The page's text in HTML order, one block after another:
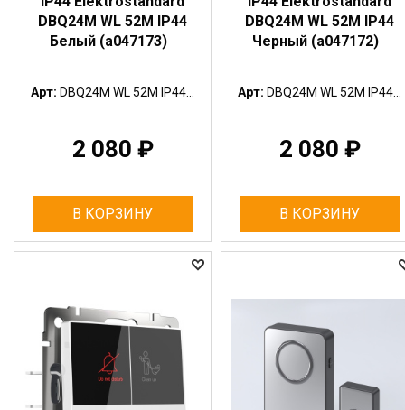
DBQ24M WL 52M IP44
Белый (a047173)
Арт: DBQ24M WL 52M IP44...
2 080 ₽
В КОРЗИНУ
DBQ24M WL 52M IP44
Черный (a047172)
Арт: DBQ24M WL 52M IP44...
2 080 ₽
В КОРЗИНУ